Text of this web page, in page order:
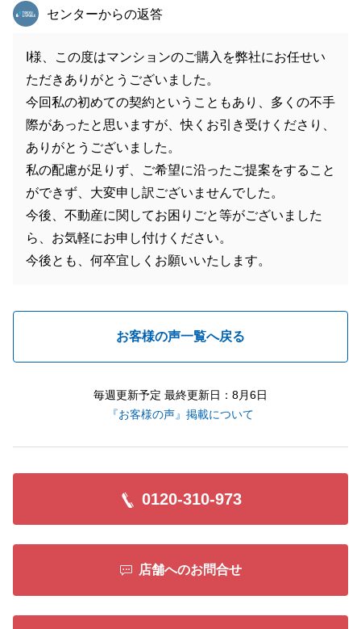
東急リバブル
センターからの返答
I様、この度はマンションのご購入を弊社にお任せい
ただきありがとうございました。
今回私の初めての契約ということもあり、多くの不手
際があったと思いますが、快くお引き受けくださり、
ありがとうございました。
私の配慮が足りず、ご希望に沿ったご提案をすること
ができず、大変申し訳ございませんでした。
今後、不動産に関してお困りごと等がございました
ら、お気軽にお申し付けください。
今後とも、何卒宜しくお願いいたします。
お客様の声一覧へ戻る
毎週更新予定 最終更新日：8月6日
『お客様の声』掲載について
0120-310-973
店舗へのお問合せ